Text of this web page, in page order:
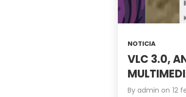
NOTICIA
VLC 3.0,
By admin on 12